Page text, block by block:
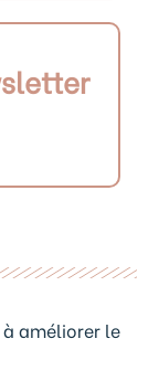
améliorer le